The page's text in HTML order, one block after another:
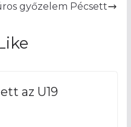
győzelem Pécsett
az U19